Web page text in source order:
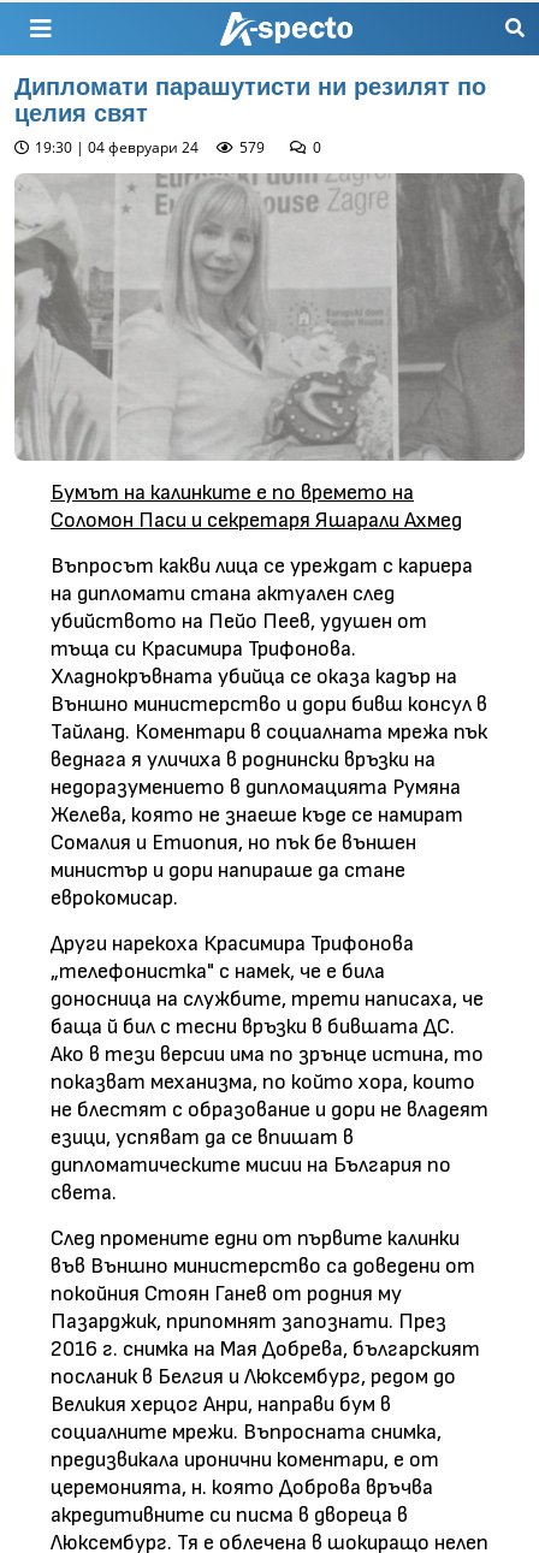
Дипломати парашутисти ни резилят по
целия свят
19:30 | 04 февруари 24 579 0
Бумът на калинките е по времето на
Соломон Паси и секретаря Яшарали Ахмед
Въпросът какви лица се уреждат с кариера
на дипломати стана актуален след
убийството на Пейо Пеев, удушен от
тъща си Красимира Трифонова.
Хладнокръвната убийца се оказа кадър на
Външно министерство и дори бивш консул в
Тайланд. Коментари в социалната мрежа пък
веднага я уличиха в роднински връзки на
недоразумението в дипломацията Румяна
Желева, която не знаеше къде се намират
Сомалия и Етиопия, но пък бе външен
министър и дори напираше да стане
еврокомисар.
Други нарекоха Красимира Трифонова
„телефонистка" с намек, че е била
доносница на службите, трети написаха, че
баща й бил с тесни връзки в бившата ДС.
Ако в тези версии има по зрънце истина, то
показват механизма, по който хора, които
не блестят с образование и дори не владеят
езици, успяват да се впишат в
дипломатическите мисии на България по
света.
След промените едни от първите калинки
във Външно министерство са доведени от
покойния Стоян Ганев от родния му
Пазарджик, припомнят запознати. През
2016 г. снимка на Мая Добрева, българският
посланик в Белгия и Люксембург, редом до
Великия херцог Анри, направи бум в
социалните мрежи. Въпросната снимка,
предизвикала иронични коментари, е от
церемонията, н. която Доброва връчва
акредитивните си писма в двореца в
Люксембург. Тя е облечена в шокиращо нелеп